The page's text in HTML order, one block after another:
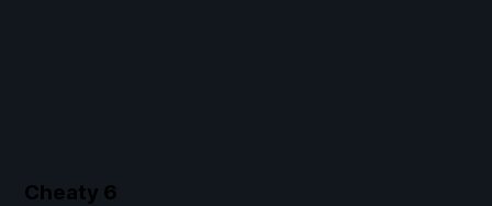
Cheaty 6